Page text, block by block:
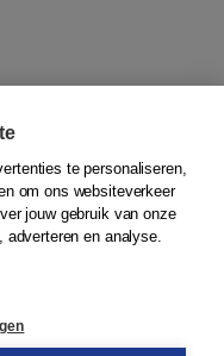
te personaliseren,
om ons websiteverkeer
jouw gebruik van onze
en analyse.